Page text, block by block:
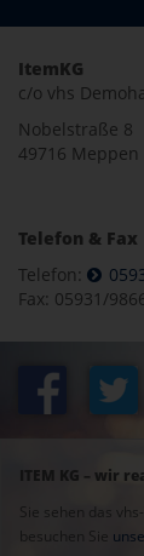
ItemKG
c/o vhs
Nobelstraße 8
49716 Meppen
Telefon & Fax
Telefon:
Fax: 05931/
ITEM KG – wir
Sie sehen das
besuchen Sie